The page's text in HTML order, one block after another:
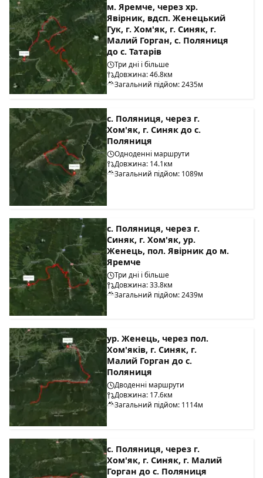
м. Яремче, через хр.
Явірник, вдсп. Женецький
Гук, г. Хом'як, г. Синяк, г.
Малий Горган, с. Поляниця
до с. Татарів
Три дні і більше
Довжина: 46.8км
Загальний підйом: 2435м
с. Поляниця, через г.
Хом'як, г. Синяк до с.
Поляниця
Одноденні маршрути
Довжина: 14.1км
Загальний підйом: 1089м
с. Поляниця, через г.
Синяк, г. Хом'як, ур.
Женець, пол. Явірник до м.
Яремче
Три дні і більше
Довжина: 33.8км
Загальний підйом: 2439м
ур. Женець, через пол.
Хом'яків, г. Синяк, г.
Малий Горган до с.
Поляниця
Дводенні маршрути
Довжина: 17.6км
Загальний підйом: 1114м
с. Поляниця, через г.
Хом'як, г. Синяк, г. Малий
Горган до с. Поляниця